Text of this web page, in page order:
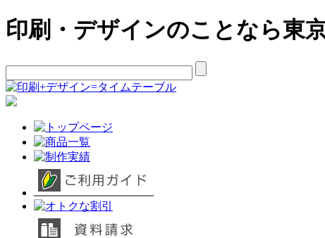
印刷・デザインのことなら東